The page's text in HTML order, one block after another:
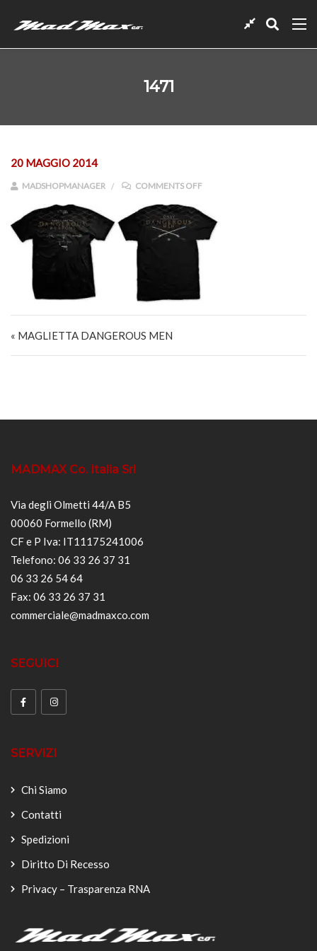
1471
20 MAGGIO 2014
MADSHOPMANAGER COMMENTS OFFON 1471
« MAGLIETTA DANGEROUS MEN
MADMAX Co. Italia Srl
Via degli Olmetti 44/A B5
00060 Formello (RM)
CF e P Iva: IT11175241006
Telefono: 06 33 26 37 31
06 33 26 54 64
Fax: 06 33 26 37 31
commerciale@madmaxco.com
SEGUICI
SERVIZI
Chi Siamo
Contatti
Spedizioni
Diritto Di Recesso
Privacy – Trasparenza RNA